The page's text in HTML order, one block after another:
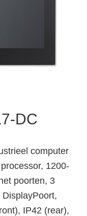
DC
computer
1200-
poorten, 3
IP42 (rear),